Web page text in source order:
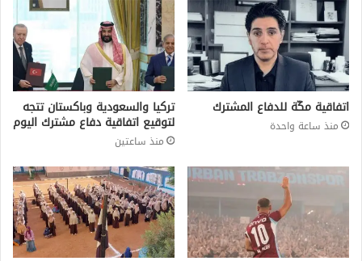
اتفاقية مكّة للدفاع المشترك
منذ ساعة واحدة
تركيا والسعودية وباكستان تتجه
لتوقيع اتفاقية دفاع مشترك اليوم
منذ ساعتين